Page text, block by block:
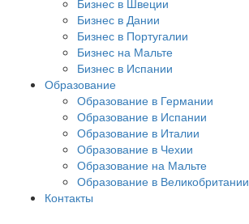
Бизнес в Швеции
Бизнес в Дании
Бизнес в Португалии
Бизнес на Мальте
Бизнес в Испании
Образование
Образование в Германии
Образование в Испании
Образование в Италии
Образование в Чехии
Образование на Мальте
Образование в Великобритании
Контакты